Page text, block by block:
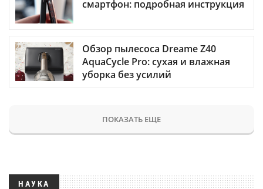
смартфон: подробная инструкция
Обзор пылесоса Dreame Z40
AquaCycle Pro: сухая и влажная
уборка без усилий
ПОКАЗАТЬ ЕЩЕ
НАУКА